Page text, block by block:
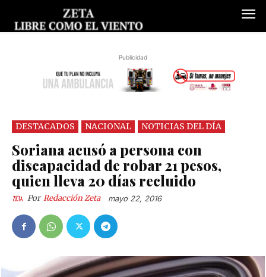
Publicidad
DESTACADOS NACIONAL NOTICIAS DEL DÍA
Soriana acusó a persona con
discapacidad de robar 21 pesos,
quien lleva 20 días recluido
Por Redacción Zeta mayo 22, 2016